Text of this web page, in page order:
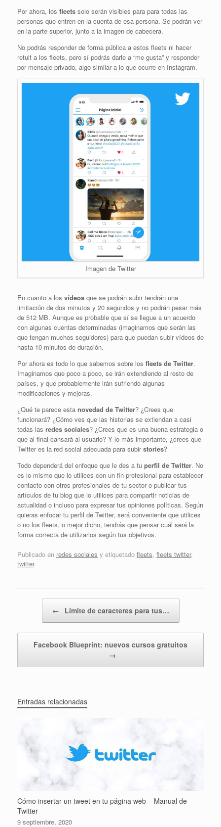
Por ahora, los fleets solo serán visibles para para todas las
personas que entren en la cuenta de esa persona. Se podrán ver
en la parte superior, junto a la imagen de cabecera.
No podrás responder de forma pública a estos fleets ni hacer
retuit a los fleets, pero sí podrás darle a “me gusta” y responder
por mensaje privado, algo similar a lo que ocurre en Instagram.
Imagen de Twitter
En cuanto a los vídeos que se podrán subir tendrán una
limitación de dos minutos y 20 segundos y no podrán pesar más
de 512 MB. Aunque es probable que sí se llegue a un acuerdo
con algunas cuentas determinadas (imaginamos que serán las
que tengan muchos seguidores) para que puedan subir vídeos de
hasta 10 minutos de duración.
Por ahora es todo lo que sabemos sobre los fleets de Twitter.
Imaginamos que poco a poco, se irán extendiendo al resto de
países, y que probablemente irán sufriendo algunas
modificaciones y mejoras.
¿Qué te parece esta novedad de Twitter? ¿Crees que
funcionará? ¿Cómo ves que las historias se extiendan a casi
todas las redes sociales? ¿Crees que es una buena estrategia o
que al final cansará al usuario? Y lo más importante, ¿crees que
Twitter es la red social adecuada para subirstories?
Todo dependerá del enfoque que le des a tu perfil de Twitter. No
es lo mismo que lo utilices con un fin profesional para establecer
contacto con otros profesionales de tu sector o publicar tus
artículos de tu blog que lo utilices para compartir noticias de
actualidad o incluso para expresar tus opiniones políticas. Según
quieras enfocar tu perfil de Twitter, será conveniente que utilices
o no los fleets, o mejor dicho, tendrás que pensar cuál será la
forma correcta de utilizarlos según tus objetivos.
Publicado en redes sociales y etiquetado fleets, fleets twitter,
twitter.
← Límite de caracteres para tus…
Facebook Blueprint: nuevos cursos gratuitos
→
Entradas relacionadas
Cómo insertar un tweet en tu página web – Manual de
Twitter
9 septiembre, 2020